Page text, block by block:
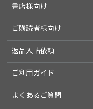
書店様向け
ご購読者様向け
返品入帖依頼
ご利用ガイド
よくあるご質問